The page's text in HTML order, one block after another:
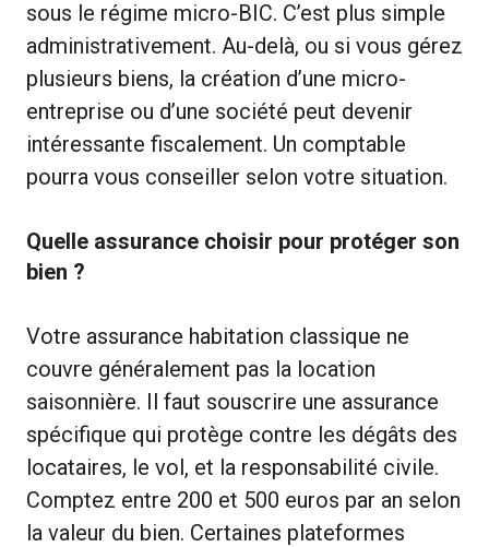
sous le régime micro-BIC. C’est plus simple
administrativement. Au-delà, ou si vous gérez
plusieurs biens, la création d’une micro-
entreprise ou d’une société peut devenir
intéressante fiscalement. Un comptable
pourra vous conseiller selon votre situation.
Quelle assurance choisir pour protéger son
bien ?
Votre assurance habitation classique ne
couvre généralement pas la location
saisonnière. Il faut souscrire une assurance
spécifique qui protège contre les dégâts des
locataires, le vol, et la responsabilité civile.
Comptez entre 200 et 500 euros par an selon
la valeur du bien. Certaines plateformes